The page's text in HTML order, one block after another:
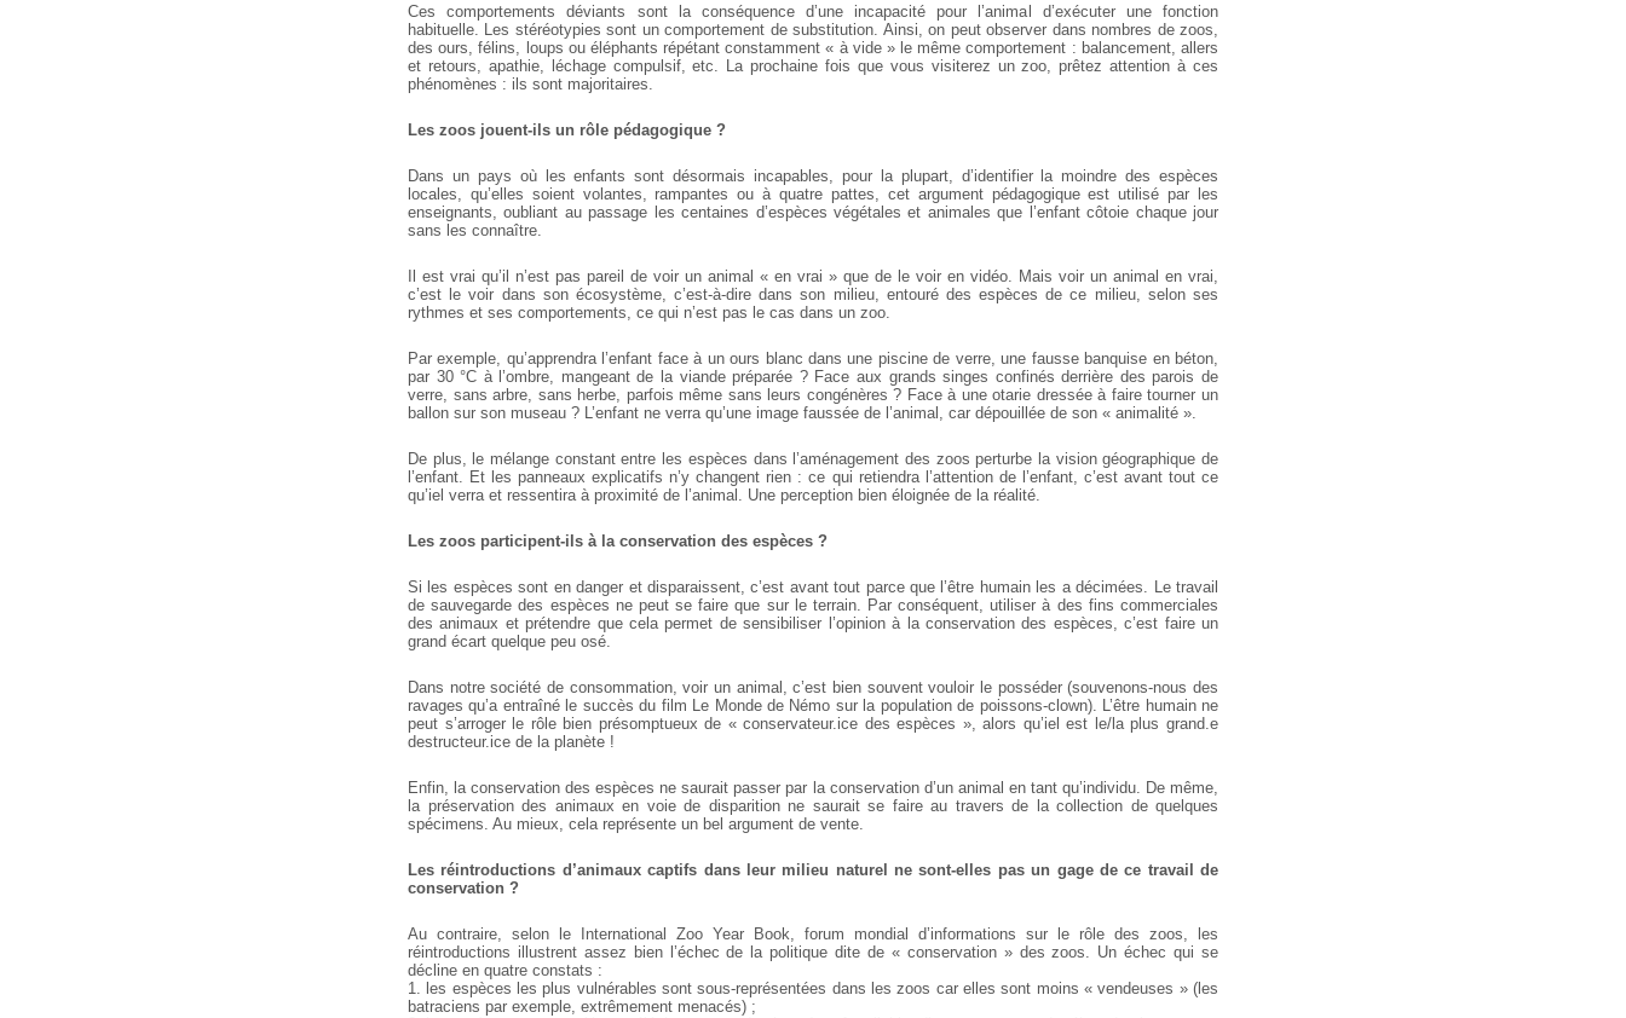
Ces comportements déviants sont la conséquence d’une incapacité pour l’animal d’exécuter une fonction
habituelle. Les stéréotypies sont un comportement de substitution. Ainsi, on peut observer dans nombres de zoos,
des ours, félins, loups ou éléphants répétant constamment « à vide » le même comportement : balancement, allers
et retours, apathie, léchage compulsif, etc. La prochaine fois que vous visiterez un zoo, prêtez attention à ces
phénomènes : ils sont majoritaires.
Les zoos jouent-ils un rôle pédagogique ?
Dans un pays où les enfants sont désormais incapables, pour la plupart, d’identifier la moindre des espèces
locales, qu’elles soient volantes, rampantes ou à quatre pattes, cet argument pédagogique est utilisé par les
enseignants, oubliant au passage les centaines d’espèces végétales et animales que l’enfant côtoie chaque jour
sans les connaître.
Il est vrai qu’il n’est pas pareil de voir un animal « en vrai » que de le voir en vidéo. Mais voir un animal en vrai,
c’est le voir dans son écosystème, c’est-à-dire dans son milieu, entouré des espèces de ce milieu, selon ses
rythmes et ses comportements, ce qui n’est pas le cas dans un zoo.
Par exemple, qu’apprendra l’enfant face à un ours blanc dans une piscine de verre, une fausse banquise en béton,
par 30 °C à l’ombre, mangeant de la viande préparée ? Face aux grands singes confinés derrière des parois de
verre, sans arbre, sans herbe, parfois même sans leurs congénères ? Face à une otarie dressée à faire tourner un
ballon sur son museau ? L’enfant ne verra qu’une image faussée de l’animal, car dépouillée de son « animalité ».
De plus, le mélange constant entre les espèces dans l’aménagement des zoos perturbe la vision géographique de
l’enfant. Et les panneaux explicatifs n’y changent rien : ce qui retiendra l’attention de l’enfant, c’est avant tout ce
qu’iel verra et ressentira à proximité de l’animal. Une perception bien éloignée de la réalité.
Les zoos participent-ils à la conservation des espèces ?
Si les espèces sont en danger et disparaissent, c’est avant tout parce que l’être humain les a décimées. Le travail
de sauvegarde des espèces ne peut se faire que sur le terrain. Par conséquent, utiliser à des fins commerciales
des animaux et prétendre que cela permet de sensibiliser l’opinion à la conservation des espèces, c’est faire un
grand écart quelque peu osé.
Dans notre société de consommation, voir un animal, c’est bien souvent vouloir le posséder (souvenons-nous des
ravages qu’a entraîné le succès du film Le Monde de Némo sur la population de poissons-clown). L’être humain ne
peut s’arroger le rôle bien présomptueux de « conservateur.ice des espèces », alors qu’iel est le/la plus grand.e
destructeur.ice de la planète !
Enfin, la conservation des espèces ne saurait passer par la conservation d’un animal en tant qu’individu. De même,
la préservation des animaux en voie de disparition ne saurait se faire au travers de la collection de quelques
spécimens. Au mieux, cela représente un bel argument de vente.
Les réintroductions d’animaux captifs dans leur milieu naturel ne sont-elles pas un gage de ce travail de
conservation ?
Au contraire, selon le International Zoo Year Book, forum mondial d’informations sur le rôle des zoos, les
réintroductions illustrent assez bien l’échec de la politique dite de « conservation » des zoos. Un échec qui se
décline en quatre constats :
1. les espèces les plus vulnérables sont sous-représentées dans les zoos car elles sont moins « vendeuses » (les
batraciens par exemple, extrêmement menacés) ;